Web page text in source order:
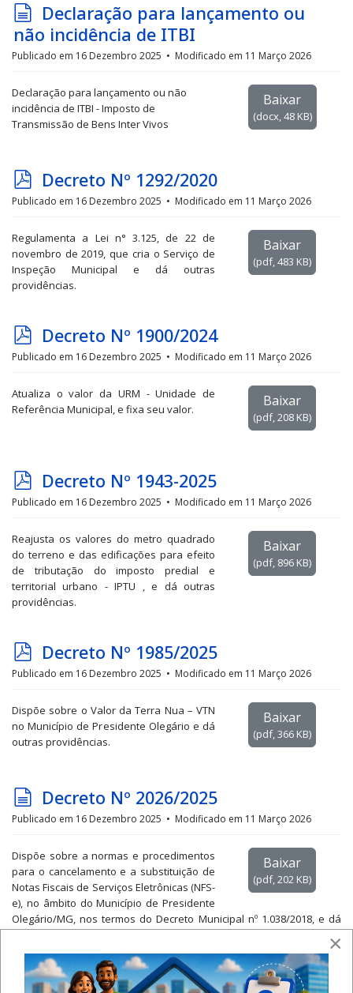
d
o
c
m
e
o
Declaração para lançamento ou
não incidência de ITBI
Publicado em 16 Dezembro 2025 Modificado em 11 Março 2026
Baixar
(docx,48 KB)
Declaração para lançamento ou não
incidência de ITBI - Imposto de
Transmissão de Bens Inter Vivos
p
d
Decreto Nº 1292/2020
Publicado em 16 Dezembro 2025 Modificado em 11 Março 2026
Baixar
(pdf,483 KB)
Regulamenta a Lei n° 3.125, de 22 de
novembro de 2019, que cria o Serviço de
Inspeção Municipal e dá outras
providências.
p
d
Decreto Nº 1900/2024
Publicado em 16 Dezembro 2025 Modificado em 11 Março 2026
Baixar
(pdf,208 KB)
Atualiza o valor da URM - Unidade de
Referência Municipal, e fixa seu valor.
p
d
Decreto Nº 1943-2025
Publicado em 16 Dezembro 2025 Modificado em 11 Março 2026
Baixar
(pdf, 896 KB)
Reajusta os valores do metro quadrado
do terreno e das edificações para efeito
de tributação do imposto predial e
territorial urbano - IPTU , e dá outras
providências.
p
d
Decreto Nº 1985/2025
Publicado em 16 Dezembro 2025 Modificado em 11 Março 2026
Baixar
(pdf,366 KB)
Dispõe sobre o Valor da Terra Nua – VTN
no Município de Presidente Olegário e dá
outras providências.
d
o
u
m
e
n
o
Decreto Nº 2026/2025
Publicado em 16 Dezembro 2025 Modificado em 11 Março 2026
Baixar
(pdf,202 KB)
Dispõe sobre a normas e procedimentos
para o cancelamento e a substituição de
Notas Fiscais de Serviços Eletrônicas (NFS-
e), no âmbito do Município de Presidente
Olegário/MG, nos termos do Decreto Municipal nº 1.038/2018, e dá
pDecreto Nº 2098/2025
×